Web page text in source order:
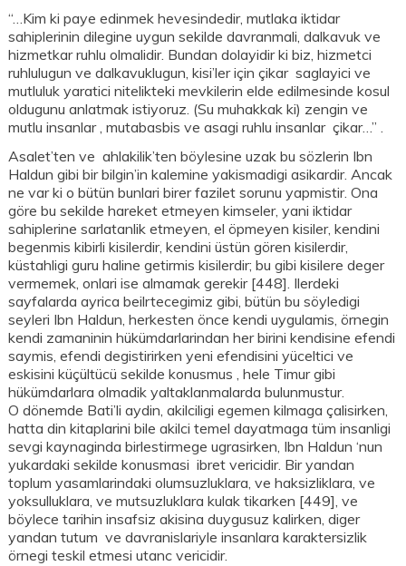
“…Kim ki paye edinmek hevesindedir, mutlaka iktidar
sahiplerinin dilegine uygun sekilde davranmali, dalkavuk ve
hizmetkar ruhlu olmalidir. Bundan dolayidir ki biz, hizmetci
ruhlulugun ve dalkavuklugun, kisi’ler için çikar saglayici ve
mutluluk yaratici nitelikteki mevkilerin elde edilmesinde kosul
oldugunu anlatmak istiyoruz. (Su muhakkak ki) zengin ve
mutlu insanlar , mutabasbis ve asagi ruhlu insanlar çikar…” .
Asalet’ten ve ahlakilik’ten böylesine uzak bu sözlerin Ibn
Haldun gibi bir bilgin’in kalemine yakismadigi asikardir. Ancak
ne var ki o bütün bunlari birer fazilet sorunu yapmistir. Ona
göre bu sekilde hareket etmeyen kimseler, yani iktidar
sahiplerine sarlatanlik etmeyen, el öpmeyen kisiler, kendini
begenmis kibirli kisilerdir, kendini üstün gören kisilerdir,
küstahligi guru haline getirmis kisilerdir; bu gibi kisilere deger
vermemek, onlari ise almamak gerekir [448]. Ilerdeki
sayfalarda ayrica beilrtecegimiz gibi, bütün bu söyledigi
seyleri Ibn Haldun, herkesten önce kendi uygulamis, örnegin
kendi zamaninin hükümdarlarindan her birini kendisine efendi
saymis, efendi degistirirken yeni efendisini yüceltici ve
eskisini küçültücü sekilde konusmus , hele Timur gibi
hükümdarlara olmadik yaltaklanmalarda bulunmustur.
O dönemde Bati’li aydin, akilciligi egemen kilmaga çalisirken,
hatta din kitaplarini bile akilci temel dayatmaga tüm insanligi
sevgi kaynaginda birlestirmege ugrasirken, Ibn Haldun ‘nun
yukardaki sekilde konusmasi ibret vericidir. Bir yandan
toplum yasamlarindaki olumsuzluklara, ve haksizliklara, ve
yoksulluklara, ve mutsuzluklara kulak tikarken [449], ve
böylece tarihin insafsiz akisina duygusuz kalirken, diger
yandan tutum ve davranislariyle insanlara karaktersizlik
örnegi teskil etmesi utanc vericidir.